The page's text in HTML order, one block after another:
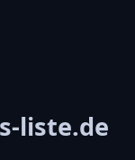
liste.de